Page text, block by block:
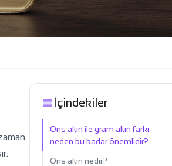
İçindekiler
Ons altın ile gram altın farkı
neden bu kadar önemlidir?
Ons altın nedir?